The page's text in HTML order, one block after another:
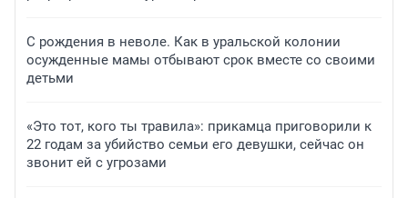
С рождения в неволе. Как в уральской колонии
осужденные мамы отбывают срок вместе со своими
детьми
«Это тот, кого ты травила»: прикамца приговорили к
22 годам за убийство семьи его девушки, сейчас он
звонит ей с угрозами